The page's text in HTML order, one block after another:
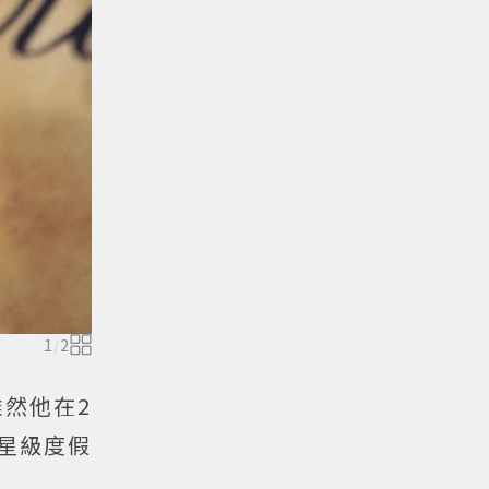
1/2
他在2
級度假